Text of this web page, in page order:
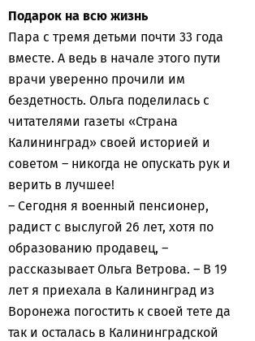
Подарок на всю жизнь
Пара с тремя детьми почти 33 года
вместе. А ведь в начале этого пути
врачи уверенно прочили им
бездетность. Ольга поделилась с
читателями газеты «Страна
Калининград» своей историей и
советом – никогда не опускать рук и
верить в лучшее!
– Сегодня я военный пенсионер,
радист с выслугой 26 лет, хотя по
образованию продавец, –
рассказывает Ольга Ветрова. – В 19
лет я приехала в Калининград из
Воронежа погостить к своей тете да
так и осталась в Калининградской